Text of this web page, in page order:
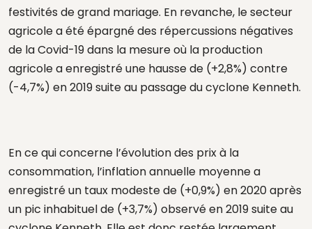
festivités de grand mariage. En revanche, le secteur
agricole a été épargné des répercussions négatives
de la Covid-19 dans la mesure où la production
agricole a enregistré une hausse de (+2,8%) contre
(-4,7%) en 2019 suite au passage du cyclone Kenneth.
En ce qui concerne l’évolution des prix à la
consommation, l’inflation annuelle moyenne a
enregistré un taux modeste de (+0,9%) en 2020 après
un pic inhabituel de (+3,7%) observé en 2019 suite au